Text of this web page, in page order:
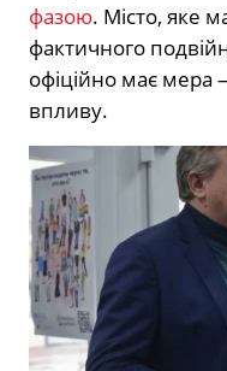
фазою. Місто, яке
фактичного
офіційно має мера
впливу.